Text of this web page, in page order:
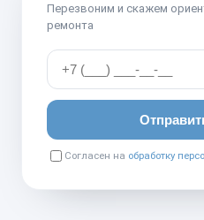
Перезвоним и скажем
ремонта
Согласен на обработку